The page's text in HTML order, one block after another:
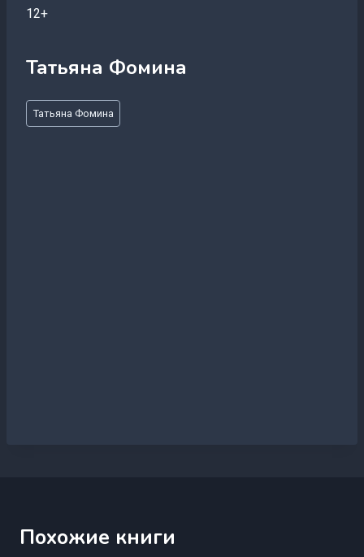
12+
Татьяна Фомина
Метки
записи:
Татьяна Фомина
Похожие книги